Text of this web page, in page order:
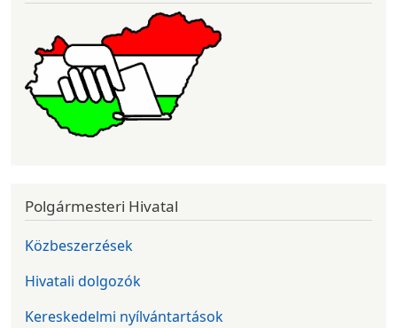
Polgármesteri Hivatal
Közbeszerzések
Hivatali dolgozók
Kereskedelmi nyílvántartások